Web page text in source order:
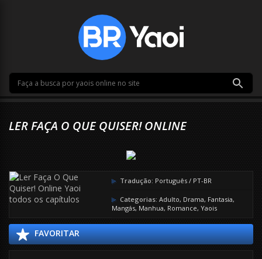
LER FAÇA O QUE QUISER! ONLINE
Tradução: Português / PT-BR
Categorias: Adulto, Drama, Fantasia,
Mangás, Manhua, Romance, Yaois
FAVORITAR